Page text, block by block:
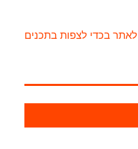
בכדי לצפות בתכנים